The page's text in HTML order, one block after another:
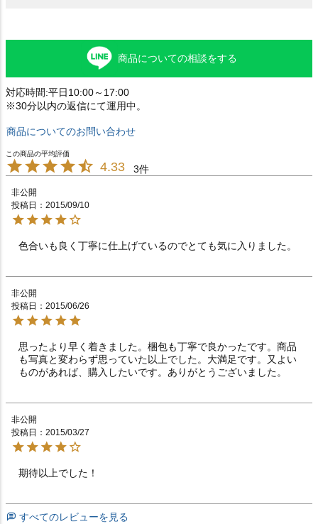
商品についての相談をする
対応時間:平日10:00～17:00
※30分以内の返信にて運用中。
商品についてのお問い合わせ
4.33 3
非公開
投稿日
2015/09/10
色合いも良く丁寧に仕上げているのでとても気に入りました。
非公開
投稿日
2015/06/26
思ったより早く着きました。梱包も丁寧で良かったです。商品
も写真と変わらず思っていた以上でした。大満足です。又よい
ものがあれば、購入したいです。ありがとうございました。
非公開
投稿日
2015/03/27
期待以上でした！
すべてのレビューを見る